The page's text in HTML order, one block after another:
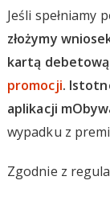
Jeśli spełniamy
złożymy
kartą debetową
promocji.
aplikacji
wypadku z
Zgodnie z